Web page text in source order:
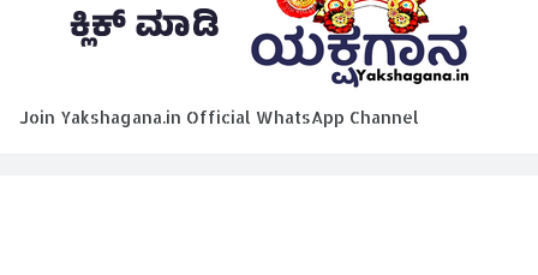
Join Yakshagana.in Official WhatsApp Channel